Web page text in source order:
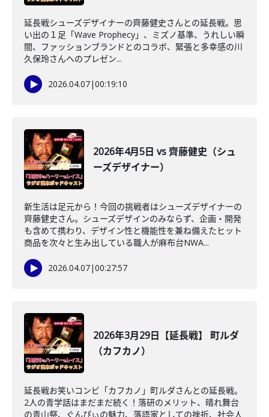
延長戦シューズデザイナーの齊藤健史さんとの延長戦。思
い出の１足「Wave Prophecy」、ミズノ基準、うれしい瞬
間、ファッションブランドとのコラボ、緊張と多幸感の川
久保玲さんへのプレゼン...
2026.04.07|00:19:10
2026年4月5日 vs 齊藤健史（シュ
ーズデザイナー）
新生活は足元から！今回の挑戦者はシューズデザイナーの
齊藤健史さん。シューズデザインのみならず、企画・開発
も含めて携わり、デザイン性と機能性を兼ね備えたヒット
商品を次々と生み出している職人が麻布台NWA...
2026.04.07|00:27:57
2026年3月29日【延長戦】 町ルダ
（カフカノ）
延長戦お笑いコンビ「カフカノ」町ルダさんとの延長戦。
2人の青学話はまだまだ続く！落研のメリット、晴れ舞台
の青山祭、ぐんぴぃの魅力、落語家としての挫折、社会人